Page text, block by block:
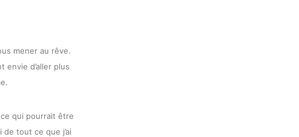
mener au rêve.
d’aller plus
qui pourrait être
tout ce que j’ai